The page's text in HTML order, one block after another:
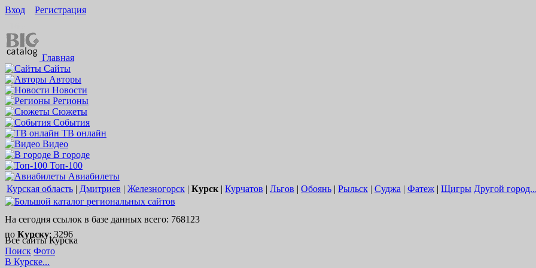
Вход
Регистрация
Главная
Сайты
Авторы
Новости
Регионы
Сюжеты
События
ТВ онлайн
Видео
В городе
Топ-100
Авиабилеты
Курская область | Дмитриев | Железногорск | Курск | Курчатов | Льгов | Обоянь | Рыльск | Суджа | Фатеж | Щигры Другой
На сегодня ссылок в базе данных всего: 768123
по Курску: 3296
Все сайты Курска
Поиск Фото
В Курске...